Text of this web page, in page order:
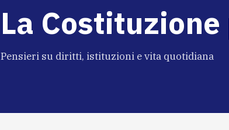
La
Pensieri su diritti, istituzioni e vita quotidiana